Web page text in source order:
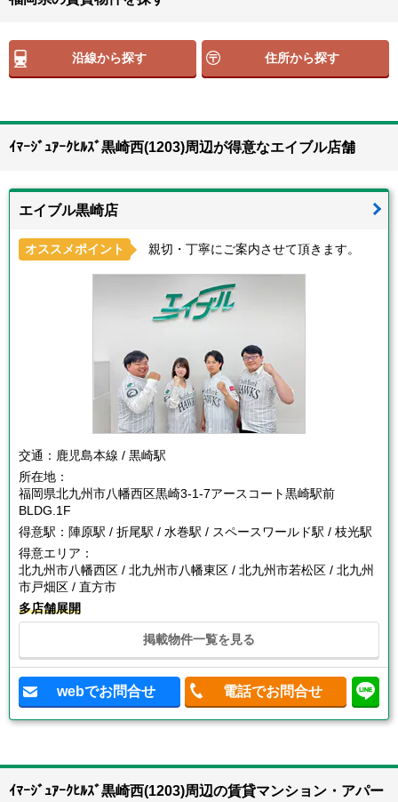
沿線から探す 住所から探す
ｲﾏｰｼﾞｭｱｰｸﾋﾙｽﾞ黒崎西(1203)周辺が得意なエイブル店舗
エイブル黒崎店
オススメポイント 親切・丁寧にご案内させて頂きます。
交通： 鹿児島本線 / 黒崎駅
所在地：
福岡県北九州市八幡西区黒崎3-1-7アースコート黒崎駅前
BLDG.1F
得意駅： 陣原駅 / 折尾駅 / 水巻駅 / スペースワールド駅 / 枝光駅
得意エリア：
北九州市八幡西区 / 北九州市八幡東区 / 北九州市若松区 / 北九州
市戸畑区 / 直方市
多店舗展開
掲載物件一覧を見る
webでお問合せ 電話でお問合せ
ｲﾏｰｼﾞｭｱｰｸﾋﾙｽﾞ黒崎西(1203)周辺の賃貸マンション・アパー